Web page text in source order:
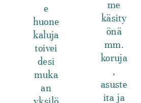
e
huone
kaluja
toivei
desi
muka
an
me
käsity
önä
mm.
koruja
,
asuste
ita ja